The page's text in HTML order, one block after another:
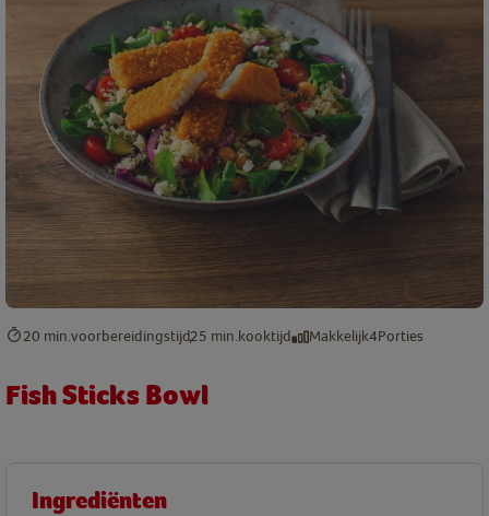
20 min.voorbereidingstijd25 min.kooktijd Makkelijk4Porties
Fish Sticks Bowl
Ingrediënten